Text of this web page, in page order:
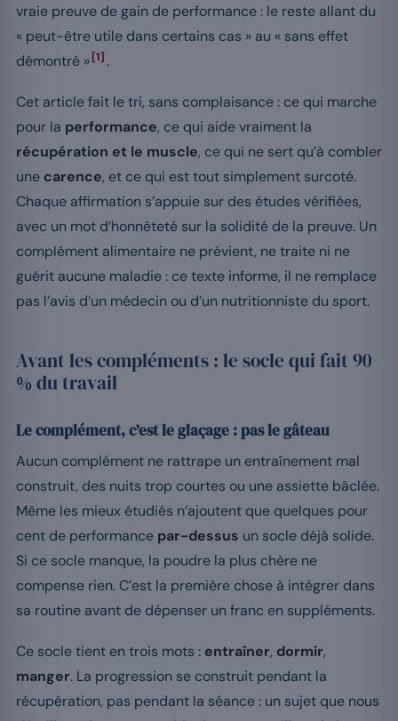
vraie preuve de gain de performance : le reste allant du
« peut-être utile dans certains cas » au « sans effet
démontré »[1].
Cet article fait le tri, sans complaisance : ce qui marche
pour la performance, ce qui aide vraiment la
récupération et le muscle, ce qui ne sert qu’à combler
une carence, et ce qui est tout simplement surcoté.
Chaque affirmation s’appuie sur des études vérifiées,
avec un mot d’honnêteté sur la solidité de la preuve. Un
complément alimentaire ne prévient, ne traite ni ne
guérit aucune maladie : ce texte informe, il ne remplace
pas l’avis d’un médecin ou d’un nutritionniste du sport.
Avant les compléments : le socle qui fait 90
% du travail
Le complément, c’est le glaçage : pas le gâteau
Aucun complément ne rattrape un entraînement mal
construit, des nuits trop courtes ou une assiette bâclée.
Même les mieux étudiés n’ajoutent que quelques pour
cent de performance par-dessus un socle déjà solide.
Si ce socle manque, la poudre la plus chère ne
compense rien. C’est la première chose à intégrer dans
sa routine avant de dépenser un franc en suppléments.
Ce socle tient en trois mots : entraîner, dormir,
manger. La progression se construit pendant la
récupération, pas pendant la séance : un sujet que nous